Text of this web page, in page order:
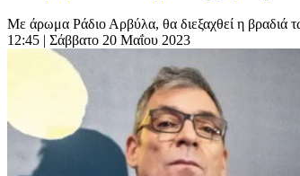
Με άρωμα Ράδιο Αρβύλα, θα διεξαχθεί η βραδιά
12:45 | Σάββατο 20 Μαΐου 2023